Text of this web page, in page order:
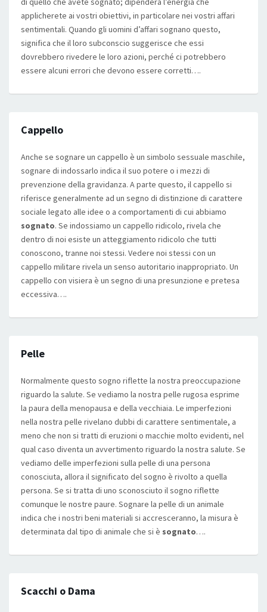
applicherete ai vostri obiettivi, in particolare nei vostri affari
sentimentali. Quando gli uomini d’affari sognano questo,
significa che il loro subconscio suggerisce che essi
dovrebbero rivedere le loro azioni, perché ci potrebbero
essere alcuni errori che devono essere corretti….
Cappello
Anche se sognare un cappello è un simbolo sessuale maschile,
sognare di indossarlo indica il suo potere o i mezzi di
prevenzione della gravidanza. A parte questo, il cappello si
riferisce generalmente ad un segno di distinzione di carattere
sociale legato alle idee o a comportamenti di cui abbiamo
sognato. Se indossiamo un cappello ridicolo, rivela che
dentro di noi esiste un atteggiamento ridicolo che tutti
conoscono, tranne noi stessi. Vedere noi stessi con un
cappello militare rivela un senso autoritario inappropriato. Un
cappello con visiera è un segno di una presunzione e pretesa
eccessiva….
Pelle
Normalmente questo sogno riflette la nostra preoccupazione
riguardo la salute. Se vediamo la nostra pelle rugosa esprime
la paura della menopausa e della vecchiaia. Le imperfezioni
nella nostra pelle rivelano dubbi di carattere sentimentale, a
meno che non si tratti di eruzioni o macchie molto evidenti, nel
qual caso diventa un avvertimento riguardo la nostra salute. Se
vediamo delle imperfezioni sulla pelle di una persona
conosciuta, allora il significato del sogno è rivolto a quella
persona. Se si tratta di uno sconosciuto il sogno riflette
comunque le nostre paure. Sognare la pelle di un animale
indica che i nostri beni materiali si accresceranno, la misura è
determinata dal tipo di animale che si è sognato….
Scacchi o Dama